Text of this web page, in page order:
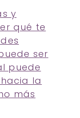
y
qué te
ser
puede
la
más